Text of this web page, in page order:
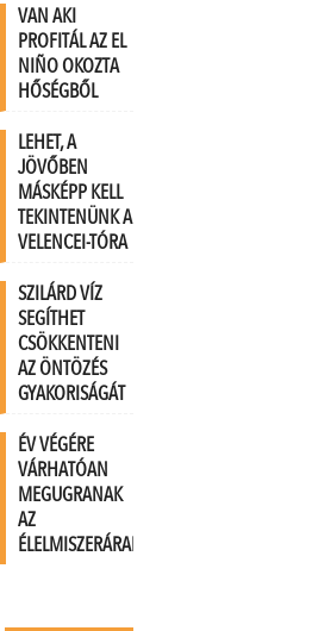
VAN AKI
PROFITÁL AZ EL
NIÑO OKOZTA
HŐSÉGBŐL
LEHET, A
JÖVŐBEN
MÁSKÉPP KELL
TEKINTENÜNK A
VELENCEI-TÓRA
SZILÁRD VÍZ
SEGÍTHET
CSÖKKENTENI
AZ ÖNTÖZÉS
GYAKORISÁGÁT
ÉV VÉGÉRE
VÁRHATÓAN
MEGUGRANAK
AZ
ÉLELMISZERÁRAK